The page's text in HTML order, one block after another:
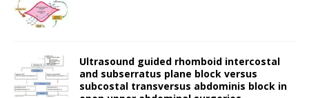
Ultrasound guided rhomboid intercostal
and subserratus plane block versus
subcostal transversus abdominis block in